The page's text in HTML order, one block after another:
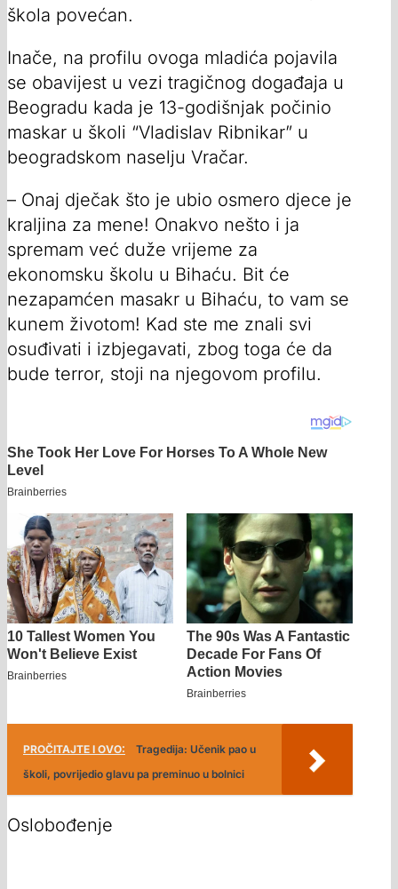
škola povećan.
Inače, na profilu ovoga mladića pojavila
se obavijest u vezi tragičnog događaja u
Beogradu kada je 13-godišnjak počinio
maskar u školi “Vladislav Ribnikar” u
beogradskom naselju Vračar.
– Onaj dječak što je ubio osmero djece je
kraljina za mene! Onakvo nešto i ja
spremam već duže vrijeme za
ekonomsku školu u Bihaću. Bit će
nezapamćen masakr u Bihaću, to vam se
kunem životom! Kad ste me znali svi
osuđivati i izbjegavati, zbog toga će da
bude terror, stoji na njegovom profilu.
PROČITAJTE I OVO:
Tragedija: Učenik pao u
školi, povrijedio glavu pa preminuo u bolnici
Oslobođenje